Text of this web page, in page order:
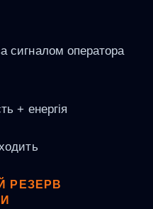
сигналом оператора
+ енергія
РЕЗЕРВ